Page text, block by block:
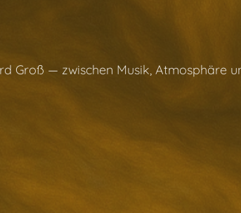
Groß — zwischen Musik, Atmosphäre